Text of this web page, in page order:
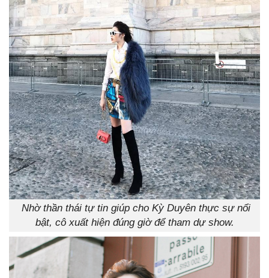
Nhờ thần thái tự tin giúp cho Kỳ Duyên thực sự nổi
bật, cô xuất hiện đúng giờ để tham dự show.